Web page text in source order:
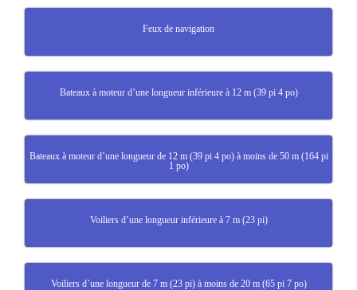
Feux de navigation
Bateaux à moteur d’une longueur inférieure à 12 m (39 pi 4 po)
Bateaux à moteur d’une longueur de 12 m (39 pi 4 po) à moins de 50 m (164 pi
1 po)
Voiliers d’une longueur inférieure à 7 m (23 pi)
Voiliers d’une longueur de 7 m (23 pi) à moins de 20 m (65 pi 7 po)